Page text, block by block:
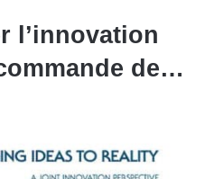
l’innovation
de…